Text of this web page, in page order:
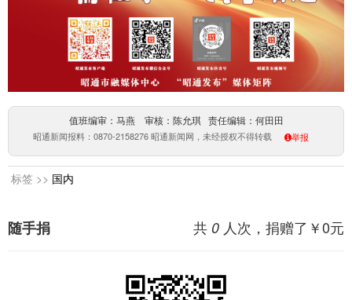
值班编审：马燕 审核：陈允琪 责任编辑：何田田
昭通新闻报料：0870-2158276 昭通新闻网，未经授权不得转载 举报
标签 >> 国内
共 0 人次，捐赠了￥0元
随手捐